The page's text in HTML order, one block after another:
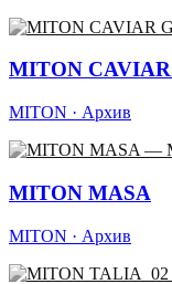
MITON
MITON · Архив
MITON MASA
MITON · Архив